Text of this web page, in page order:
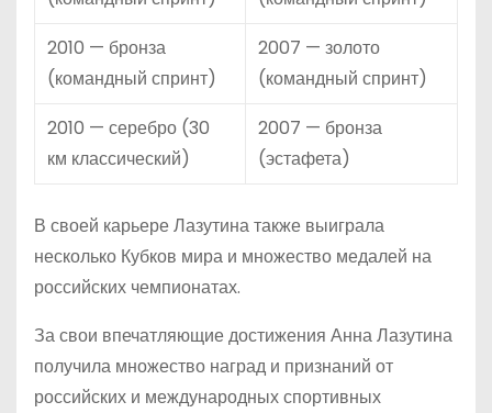
2010 — бронза
(командный спринт)
2007 — золото
(командный спринт)
2010 — серебро (30
км классический)
2007 — бронза
(эстафета)
В своей карьере Лазутина также выиграла
несколько Кубков мира и множество медалей на
российских чемпионатах.
За свои впечатляющие достижения Анна Лазутина
получила множество наград и признаний от
российских и международных спортивных